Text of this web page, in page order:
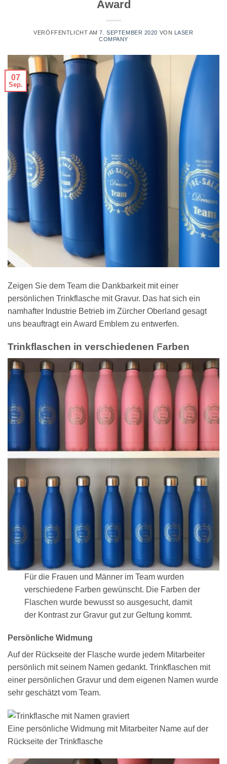
Award
VERÖFFENTLICHT AM7. SEPTEMBER 2020 VON LASER
COMPANY
07
Sep.
Zeigen Sie dem Team die Dankbarkeit mit einer
persönlichen Trinkflasche mit Gravur. Das hat sich ein
namhafter Industrie Betrieb im Zürcher Oberland gesagt
uns beauftragt ein Award Emblem zu entwerfen.
Trinkflaschen in verschiedenen Farben
Für die Frauen und Männer im Team wurden
verschiedene Farben gewünscht. Die Farben der
Flaschen wurde bewusst so ausgesucht, damit
der Kontrast zur Gravur gut zur Geltung kommt.
Persönliche Widmung
Auf der Rückseite der Flasche wurde jedem Mitarbeiter
persönlich mit seinem Namen gedankt. Trinkflaschen mit
einer persönlichen Gravur und dem eigenen Namen wurde
sehr geschätzt vom Team.
Eine persönliche Widmung mit Mitarbeiter Name auf der
Rückseite der Trinkflasche